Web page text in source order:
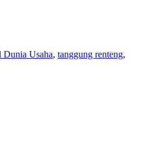
Dunia Usaha, tanggung renteng,